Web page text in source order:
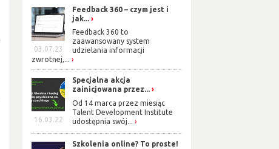
03.07.23
Feedback 360 – czym jest i
jak...
Feedback 360 to
zaawansowany system
udzielania informacji
zwrotnej,...
16.03.22
Specjalna akcja
zainicjowana przez...
Od 14 marca przez miesiąc
Talent Development Institute
udostępnia swój...
Szkolenia online? To proste!